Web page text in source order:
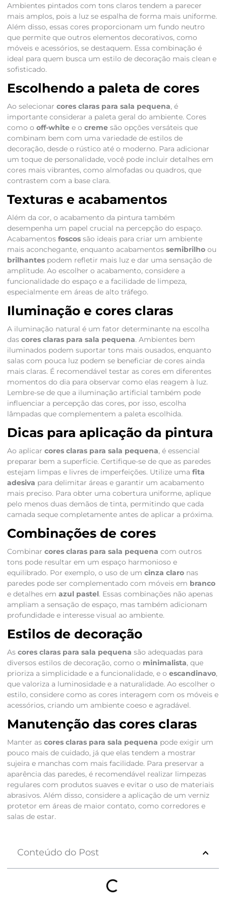
Ambientes pintados com tons claros tendem a parecer
mais amplos, pois a luz se espalha de forma mais uniforme.
Além disso, essas cores proporcionam um fundo neutro
que permite que outros elementos decorativos, como
móveis e acessórios, se destaquem. Essa combinação é
ideal para quem busca um estilo de decoração mais clean e
sofisticado.
Escolhendo a paleta de cores
Ao selecionar cores claras para sala pequena, é
importante considerar a paleta geral do ambiente. Cores
como o off-whitee o cremesão opções versáteis que
combinam bem com uma variedade de estilos de
decoração, desde o rústico até o moderno. Para adicionar
um toque de personalidade, você pode incluir detalhes em
cores mais vibrantes, como almofadas ou quadros, que
contrastem com a base clara.
Texturas e acabamentos
Além da cor, o acabamento da pintura também
desempenha um papel crucial na percepção do espaço.
Acabamentos foscossão ideais para criar um ambiente
mais aconchegante, enquanto acabamentos semibrilhoou
brilhantespodem refletir mais luz e dar uma sensação de
amplitude. Ao escolher o acabamento, considere a
funcionalidade do espaço e a facilidade de limpeza,
especialmente em áreas de alto tráfego.
Iluminação e cores claras
A iluminação natural é um fator determinante na escolha
das cores claras para sala pequena. Ambientes bem
iluminados podem suportar tons mais ousados, enquanto
salas com pouca luz podem se beneficiar de cores ainda
mais claras. É recomendável testar as cores em diferentes
momentos do dia para observar como elas reagem à luz.
Lembre-se de que a iluminação artificial também pode
influenciar a percepção das cores, por isso, escolha
lâmpadas que complementem a paleta escolhida.
Dicas para aplicação da pintura
Ao aplicar cores claras para sala pequena, é essencial
preparar bem a superfície. Certifique-se de que as paredes
estejam limpas e livres de imperfeições. Utilize uma fita
adesiva para delimitar áreas e garantir um acabamento
mais preciso. Para obter uma cobertura uniforme, aplique
pelo menos duas demãos de tinta, permitindo que cada
camada seque completamente antes de aplicar a próxima.
Combinações de cores
Combinar cores claras para sala pequena com outros
tons pode resultar em um espaço harmonioso e
equilibrado. Por exemplo, o uso de um cinza claronas
paredes pode ser complementado com móveis em branco
e detalhes em azul pastel. Essas combinações não apenas
ampliam a sensação de espaço, mas também adicionam
profundidade e interesse visual ao ambiente.
Estilos de decoração
As cores claras para sala pequena são adequadas para
diversos estilos de decoração, como o minimalista, que
prioriza a simplicidade e a funcionalidade, e o escandinavo,
que valoriza a luminosidade e a naturalidade. Ao escolher o
estilo, considere como as cores interagem com os móveis e
acessórios, criando um ambiente coeso e agradável.
Manutenção das cores claras
Manter as cores claras para sala pequena pode exigir um
pouco mais de cuidado, já que elas tendem a mostrar
sujeira e manchas com mais facilidade. Para preservar a
aparência das paredes, é recomendável realizar limpezas
regulares com produtos suaves e evitar o uso de materiais
abrasivos. Além disso, considere a aplicação de um verniz
protetor em áreas de maior contato, como corredores e
salas de estar.
Conteúdo do Post